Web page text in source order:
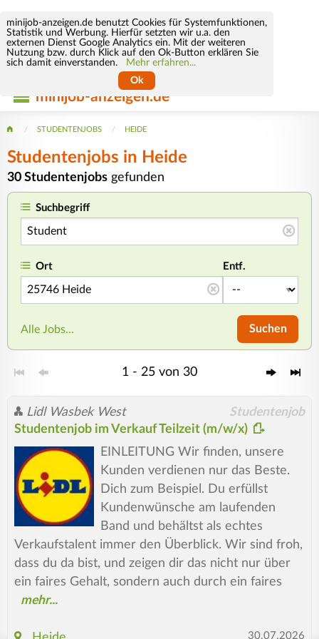
minijob-anzeigen.de benutzt Cookies für Systemfunktionen,
Statistik und Werbung. Hierfür setzten wir u.a. den
externen Dienst Google Analytics ein. Mit der weiteren
Nutzung bzw. durch Klick auf den Ok-Button erklären Sie
sich damit einverstanden.
Mehr erfahren...
Ok
minijob-anzeigen.de
STUDENTENJOBS HEIDE
Studentenjobs in Heide
30 Studentenjobs gefunden
Suchbegriff
Ort Entf.
Alle Jobs... Suchen
1 - 25 von 30
Lidl Wasbek West Studentenjob
Studentenjob im Verkauf Teilzeit (m/w/x)
EINLEITUNG Wir finden, unsere
Kunden verdienen nur das Beste.
Dich zum Beispiel. Du erfüllst
Kundenwünsche am laufenden
Band und behältst als echtes
Verkaufstalent immer den Überblick. Wir sind froh,
dass du da bist, und zeigen dir das nicht nur über
ein faires Gehalt, sondern auch durch ein faires
30.07.2026